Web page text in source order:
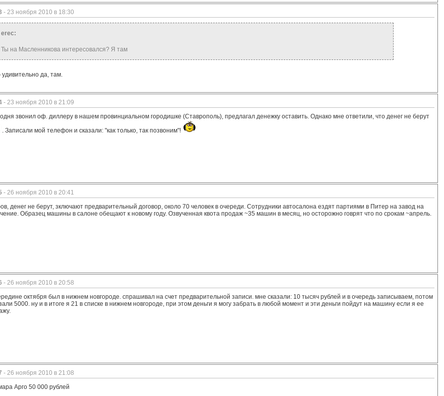
- 23 ноября 2010 в 18:30
erec:
Ты на Масленникова интересовался? Я там
удивительно да, там.
- 23 ноября 2010 в 21:09
звонил оф. диллеру в нашем провинциальном городишке (Ставрополь), предлагал денежку оставить. Однако мне ответили, что денег не берут
. Записали мой телефон и сказали: "как только, так позвоним"!
- 26 ноября 2010 в 20:41
денег не берут, зключают предварительный договор, около 70 человек в очереди. Сотрудники автосалона ездят партиями в Питер на завод на
Образец машины в салоне обещают к новому году. Озвученная квота продаж ~35 машин в месяц, но осторожно говрят что по срокам ~апрель.
- 26 ноября 2010 в 20:58
октября был в нижнем новгороде. спрашивал на счет предварительной записи. мне сказали: 10 тысяч рублей и в очередь записываем, потом
5000. ну и в итоге я 21 в списке в нижнем новгороде, при этом деньги я могу забрать в любой момент и эти деньги пойдут на машину если я ее
- 26 ноября 2010 в 21:08
Арго 50 000 рублей